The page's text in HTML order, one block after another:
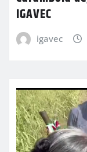
IGAVEC
igavec